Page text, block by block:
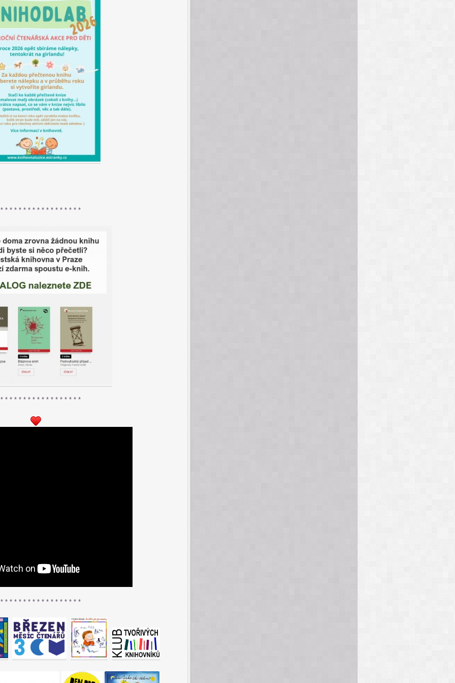
* * * * * * * * * * * * * * * * *
* * * * * * * * * * * * * * * * *
* * * * * * * * * * * * * * * * *